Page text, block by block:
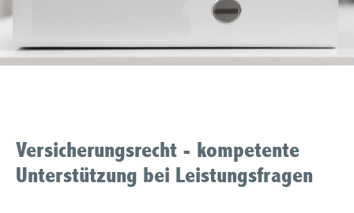
Versicherungsrecht - kompetente
Unterstützung bei Leistungsfragen